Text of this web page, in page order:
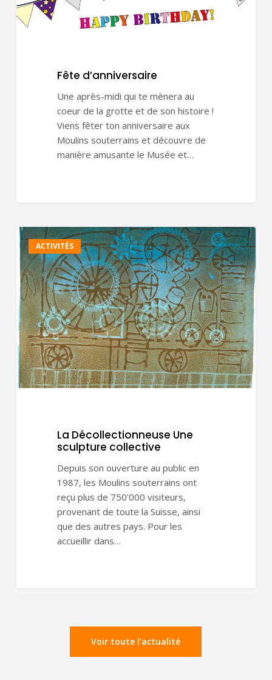
Fête d’anniversaire
Une après-midi qui te mènera au
coeur de la grotte et de son histoire !
Viens fêter ton anniversaire aux
Moulins souterrains et découvre de
manière amusante le Musée et…
ACTIVITÉS
La
Décollectionneuse
Une
sculpture
collective
La Décollectionneuse Une
sculpture collective
Depuis son ouverture au public en
1987, les Moulins souterrains ont
reçu plus de 750'000 visiteurs,
provenant de toute la Suisse, ainsi
que des autres pays. Pour les
accueillir dans…
Voir toute l'actualité